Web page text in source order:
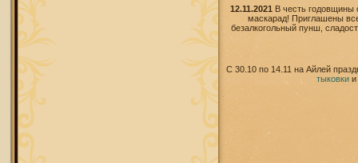
12.11.2021
В честь годовщины
маскарад! Приглашены
безалкогольный пунш,
С 30.10 по 14.11 на Айлей
тыковкии